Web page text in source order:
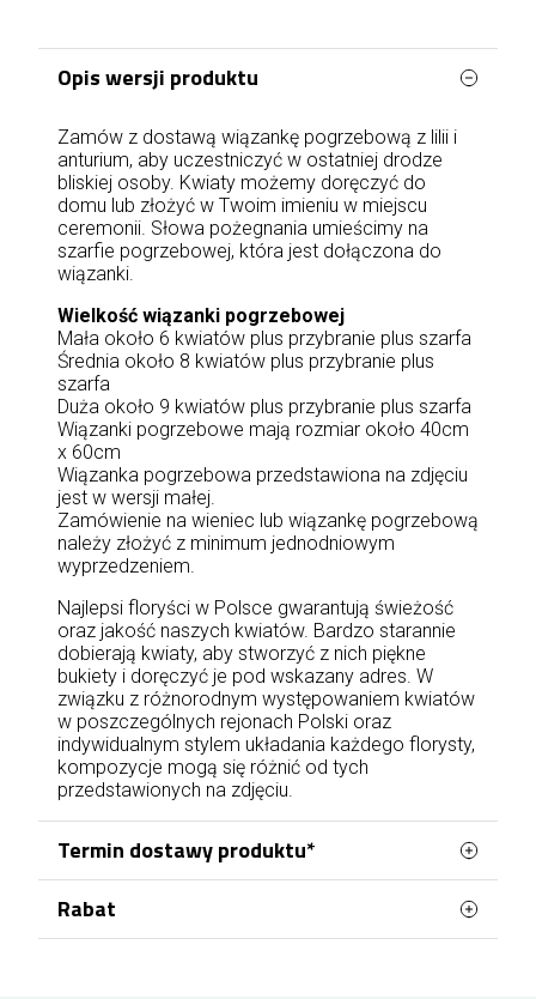
Opis wersji produktu
Zamów z dostawą wiązankę pogrzebową z lilii i
anturium, aby uczestniczyć w ostatniej drodze
bliskiej osoby. Kwiaty możemy doręczyć do
domu lub złożyć w Twoim imieniu w miejscu
ceremonii. Słowa pożegnania umieścimy na
szarfie pogrzebowej, która jest dołączona do
wiązanki.
Wielkość wiązanki pogrzebowej
Mała około 6 kwiatów plus przybranie plus szarfa
Średnia około 8 kwiatów plus przybranie plus
szarfa
Duża około 9 kwiatów plus przybranie plus szarfa
Wiązanki pogrzebowe mają rozmiar około 40cm
x 60cm
Wiązanka pogrzebowa przedstawiona na zdjęciu
jest w wersji małej.
Zamówienie na wieniec lub wiązankę pogrzebową
należy złożyć z minimum jednodniowym
wyprzedzeniem.
Najlepsi floryści w Polsce gwarantują świeżość
oraz jakość naszych kwiatów. Bardzo starannie
dobierają kwiaty, aby stworzyć z nich piękne
bukiety i doręczyć je pod wskazany adres. W
związku z różnorodnym występowaniem kwiatów
w poszczególnych rejonach Polski oraz
indywidualnym stylem układania każdego florysty,
kompozycje mogą się różnić od tych
przedstawionych na zdjęciu.
Termin dostawy produktu*
Zamówienie, które zostanie złożone do godz 17
odponiedziałku do piątkulub do godz 15w
Rabat